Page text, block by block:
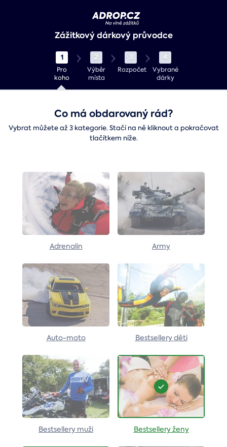
Zážitkový dárkový průvodce
1
Pro
koho
2
Výběr
místa
3
Rozpočet
4
Vybrané
dárky
Co má obdarovaný rád?
Vybrat můžete až 3 kategorie. Stačí na ně kliknout a pokračovat
tlačítkem níže.
Adrenalin Army
Auto-moto Bestsellery děti
Bestsellery muži Bestsellery ženy